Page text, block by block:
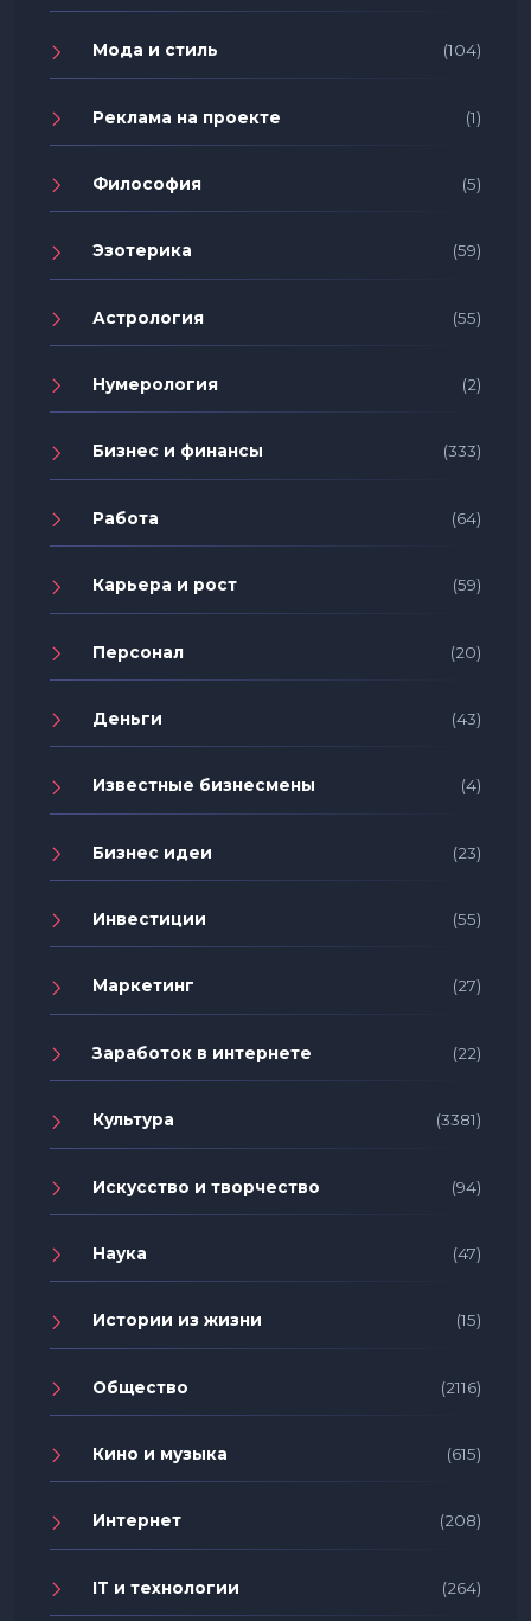
Мода и стиль (104)
Реклама на проекте (1)
Философия (5)
Эзотерика (59)
Астрология (55)
Нумерология (2)
Бизнес и финансы (333)
Работа (64)
Карьера и рост (59)
Персонал (20)
Деньги (43)
Известные бизнесмены (4)
Бизнес идеи (23)
Инвестиции (55)
Маркетинг (27)
Заработок в интернете (22)
Культура (3381)
Искусство и творчество (94)
Наука (47)
Истории из жизни (15)
Общество (2116)
Кино и музыка (615)
Интернет (208)
IT и технологии (264)